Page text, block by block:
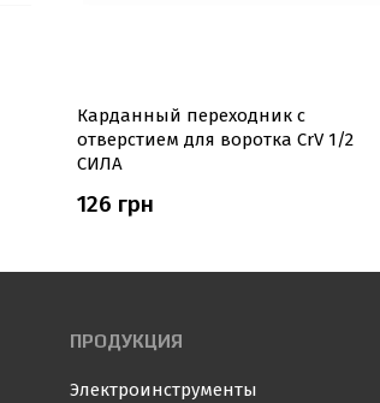
Карданный переходник с
отверстием для воротка CrV 1/2
СИЛА
126 грн
ПРОДУКЦИЯ
Электроинструменты